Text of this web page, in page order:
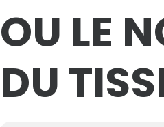
OU LE
DU